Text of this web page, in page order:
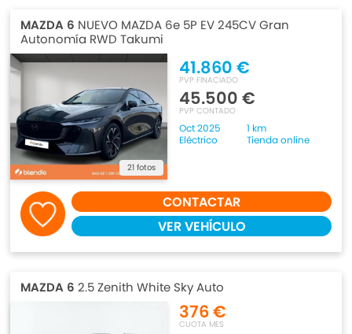
MAZDA 6 NUEVO MAZDA 6e 5P EV 245CV Gran
Autonomía RWD Takumi
21 fotos
41.860 €
PVP FINACIADO
45.500 €
PVP CONTADO
Oct 2025
1 km
Eléctrico
Tienda online
CONTACTAR
VER VEHÍCULO
MAZDA 6 2.5 Zenith White Sky Auto
376 €
CUOTA MES